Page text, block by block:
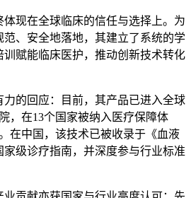
现在全球临床的信任与选择上。为
、安全地落地，其建立了系统的学
赋能临床医护，推动创新技术转化
的回应：目前，其产品已进入全球
，在13个国家被纳入医疗保障体
在中国，该技术已被收录于《血液
级诊疗指南，并深度参与行业标准